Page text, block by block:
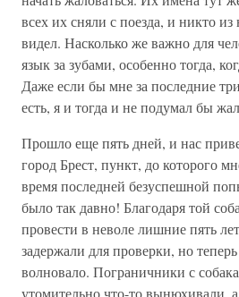
всех их сняли с поезда, и никто
видел. Насколько же важно для
язык за зубами, особенно тогда,
Даже если бы мне за последние
есть, я и тогда и не подумал бы
Прошло еще пять дней, и нас
город Брест, пункт, до которого
время последней безуспешной
было так давно! Благодаря той
провести в неволе лишние пять
задержали для проверки, но
волновало. Пограничники с
утомительно что-то вынюхивали,